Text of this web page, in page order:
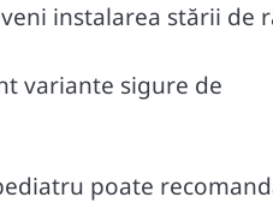
instalarea stării de
variante sigure de
poate